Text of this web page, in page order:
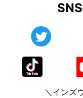
＼インズ